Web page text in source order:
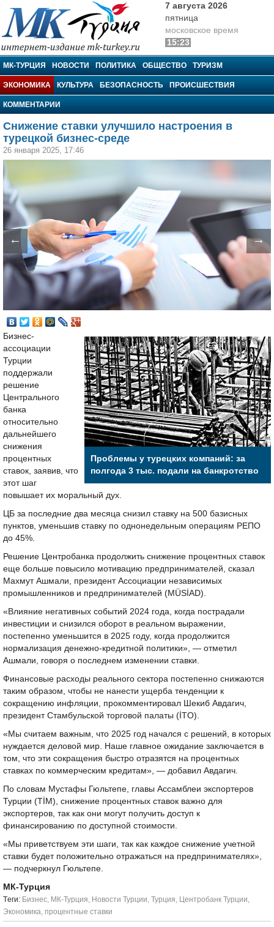
МК-Турция
7 августа 2026
пятница
московское время
15:23
МК-ТУРЦИЯ НОВОСТИ ПОЛИТИКА ОБЩЕСТВО ТУРИЗМ
ЭКОНОМИКА КУЛЬТУРА БЕЗОПАСНОСТЬ ПРОИСШЕСТВИЯ
КОММЕНТАРИИ
Снижение ставки улучшило настроения в
турецкой бизнес-среде
26 января 2025, 17:46
← →
Проблемы у турецких компаний: за
полгода 3 тыс. подали на банкротство
Бизнес-
ассоциации
Турции
поддержали
решение
Центрального
банка
относительно
дальнейшего
снижения
процентных
ставок, заявив, что
этот шаг
повышает их моральный дух.
ЦБ за последние два месяца снизил ставку на 500 базисных
пунктов, уменьшив ставку по однонедельным операциям РЕПО
до 45%.
Решение Центробанка продолжить снижение процентных ставок
еще больше повысило мотивацию предпринимателей, сказал
Махмут Ашмали, президент Ассоциации независимых
промышленников и предпринимателей (MÜSİAD).
«Влияние негативных событий 2024 года, когда пострадали
инвестиции и снизился оборот в реальном выражении,
постепенно уменьшится в 2025 году, когда продолжится
нормализация денежно-кредитной политики», — отметил
Ашмали, говоря о последнем изменении ставки.
Финансовые расходы реального сектора постепенно снижаются
таким образом, чтобы не нанести ущерба тенденции к
сокращению инфляции, прокомментировал Шекиб Авдагич,
президент Стамбульской торговой палаты (İTO).
«Мы считаем важным, что 2025 год начался с решений, в которых
нуждается деловой мир. Наше главное ожидание заключается в
том, что эти сокращения быстро отразятся на процентных
ставках по коммерческим кредитам», — добавил Авдагич.
По словам Мустафы Гюльтепе, главы Ассамблеи экспортеров
Турции (TİM), снижение процентных ставок важно для
экспортеров, так как они могут получить доступ к
финансированию по доступной стоимости.
«Мы приветствуем эти шаги, так как каждое снижение учетной
ставки будет положительно отражаться на предпринимателях»,
— подчеркнул Гюльтепе.
МК-Турция
Tеги: Бизнес, МК-Турция, Новости Турции, Турция, Центробанк Турции,
Экономика, процентные ставки